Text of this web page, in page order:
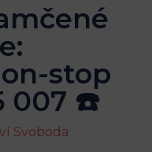
stop
007 ☎️
Svoboda